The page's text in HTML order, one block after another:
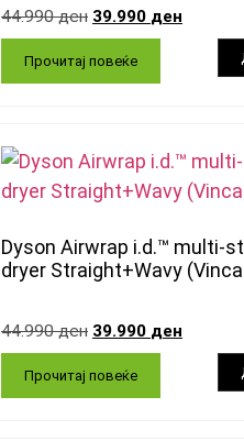
44.990ден 39.990 ден
Прочитај повеќе
Dyson Airwrap i.d.™ multi-
dryer Straight+Wavy
44.990ден 39.990 ден
Прочитај повеќе